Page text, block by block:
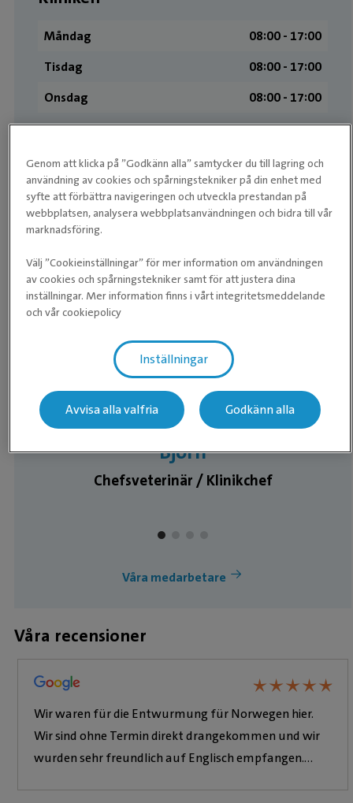
Måndag
08:00 ­- 17:00
Tisdag
08:00 ­- 17:00
Onsdag
08:00 ­- 17:00
Torsdag
08:00 ­- 17:00
Fredag
08:00 ­- 17:00
Lördag
Stängt
Söndag
Stängt
Medarbetare
Björn
Chefsveterinär / Klinikchef
Våra medarbetare
Våra recensioner
★★★★★
★★★★★
Wir waren für die Entwurmung für Norwegen hier.
Wir sind ohne Termin direkt drangekommen und wir
wurden sehr freundlich auf Englisch empfangen.
Genom att klicka på ”Godkänn alla” samtycker du till lagring och
användning av cookies och spårningstekniker på din enhet med
syfte att förbättra navigeringen och utveckla prestandan på
webbplatsen, analysera webbplatsanvändningen och bidra till vår
marknadsföring.
Välj ”Cookieinställningar” för mer information om användningen
av cookies och spårningstekniker samt för att justera dina
inställningar. Mer information finns i vårt integritetsmeddelande
och vår cookiepolicy
Inställningar
Avvisa alla valfria Godkänn alla